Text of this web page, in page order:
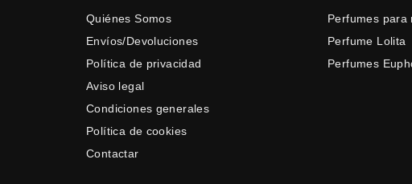
Quiénes Somos
Envíos/Devoluciones
Política de privacidad
Aviso legal
Condiciones generales
Política de cookies
Contactar
Perfumes para
Perfume Lolita
Perfumes